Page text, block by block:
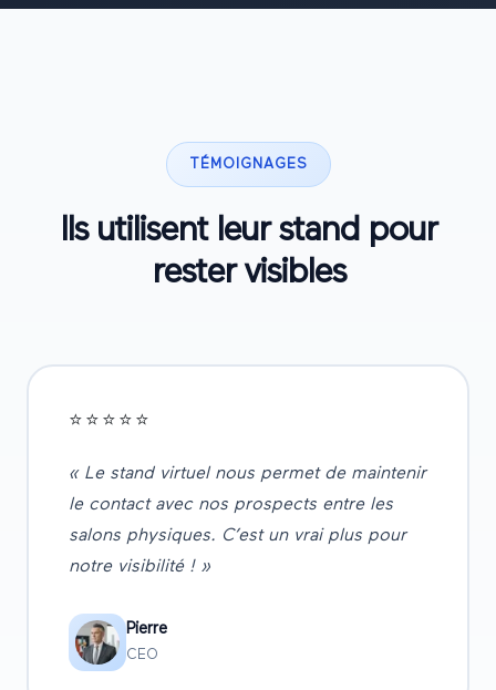
TÉMOIGNAGES
Ils utilisent leur stand pour
rester visibles
⭐⭐⭐⭐⭐
« Le stand virtuel nous permet de maintenir
le contact avec nos prospects entre les
salons physiques. C’est un vrai plus pour
notre visibilité ! »
Pierre
CEO